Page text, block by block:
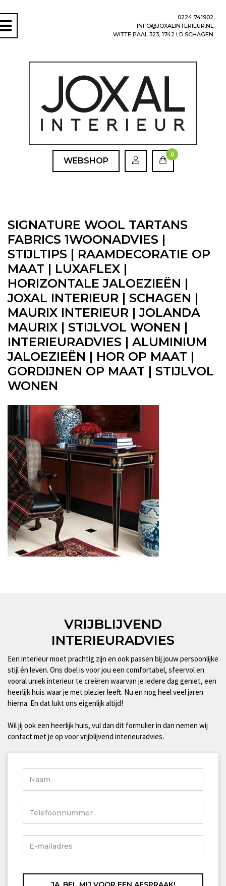
0224 741902
INFO@JOXALINTERIEUR.NL
WITTE PAAL 323, 1742 LD SCHAGEN
WEBSHOP
0
SIGNATURE WOOL TARTANS
FABRICS 1WOONADVIES |
STIJLTIPS | RAAMDECORATIE OP
MAAT | LUXAFLEX |
HORIZONTALE JALOEZIEËN |
JOXAL INTERIEUR | SCHAGEN |
MAURIX INTERIEUR | JOLANDA
MAURIX | STIJLVOL WONEN |
INTERIEURADVIES | ALUMINIUM
JALOEZIEËN | HOR OP MAAT |
GORDIJNEN OP MAAT | STIJLVOL
WONEN
VRIJBLIJVEND
INTERIEURADVIES
Een interieur moet prachtig zijn en ook passen bij jouw persoonlijke
stijl én leven. Ons doel is voor jou een comfortabel, sfeervol en
vooral uniek interieur te creëren waarvan je iedere dag geniet, een
heerlijk huis waar je met plezier leeft. Nu en nog heel veel jaren
hierna. En dat lukt ons eigenlijk altijd!
Wil jij ook een heerlijk huis, vul dan dit formulier in dan nemen wij
contact met je op voor vrijblijvend interieuradvies.